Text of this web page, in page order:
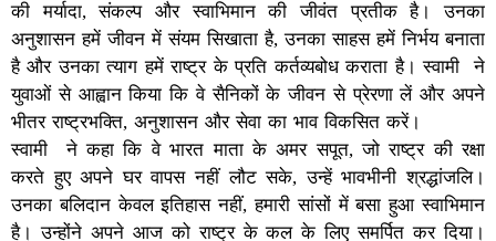
की मर्यादा, संकल्प और स्वाभिमान की जीवंत प्रतीक है। उनका
अनुशासन हमें जीवन में संयम सिखाता है, उनका साहस हमें निर्भय बनाता
है और उनका त्याग हमें राष्ट्र के प्रति कर्तव्यबोध कराता है। स्वामी ने
युवाओं से आह्वान किया कि वे सैनिकों के जीवन से प्रेरणा लें और अपने
भीतर राष्ट्रभक्ति, अनुशासन और सेवा का भाव विकसित करें।
स्वामी ने कहा कि वे भारत माता के अमर सपूत, जो राष्ट्र की रक्षा
करते हुए अपने घर वापस नहीं लौट सके, उन्हें भावभीनी श्रद्धांजलि।
उनका बलिदान केवल इतिहास नहीं, हमारी सांसों में बसा हुआ स्वाभिमान
है। उन्होंने अपने आज को राष्ट्र के कल के लिए समर्पित कर दिया।